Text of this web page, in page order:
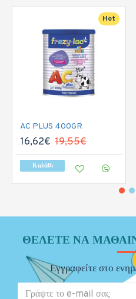
Hot
AC PLUS 400GR
16,62€ 19,55€
Καλάθι
ΘΈΛΕΤΕ ΝΑ
Εγγραφείτε στο